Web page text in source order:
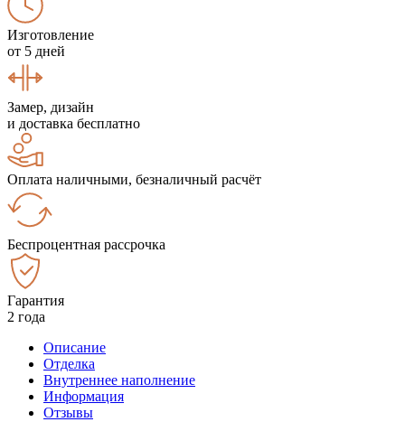
Изготовление
от 5 дней
Замер, дизайн
и доставка бесплатно
Оплата наличными, безналичный расчёт
Беспроцентная рассрочка
Гарантия
2 года
Описание
Отделка
Внутреннее наполнение
Информация
Отзывы